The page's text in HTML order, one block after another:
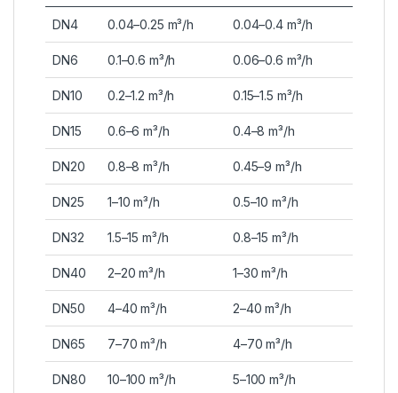
DN4 0.04–0.25 m³/h 0.04–0.4 m³/h
DN6 0.1–0.6 m³/h 0.06–0.6 m³/h
DN10 0.2–1.2 m³/h 0.15–1.5 m³/h
DN15 0.6–6 m³/h 0.4–8 m³/h
DN20 0.8–8 m³/h 0.45–9 m³/h
DN25 1–10 m³/h 0.5–10 m³/h
DN32 1.5–15 m³/h 0.8–15 m³/h
DN40 2–20 m³/h 1–30 m³/h
DN50 4–40 m³/h 2–40 m³/h
DN65 7–70 m³/h 4–70 m³/h
DN80 10–100 m³/h 5–100 m³/h